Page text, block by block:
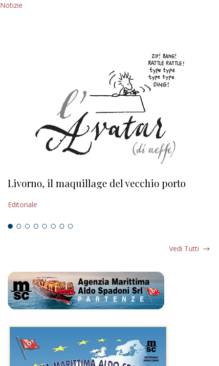
Notizie
Livorno, il maquillage del vecchio porto
Editoriale
Vedi Tutti